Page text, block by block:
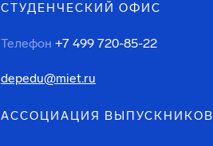
СТУДЕНЧЕСКИЙ ОФИС
Телефон +7 499 720-85-22
depedu@miet.ru
АССОЦИАЦИЯ ВЫПУСКНИКОВ